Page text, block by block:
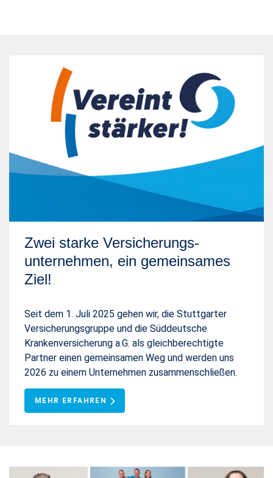
Zwei starke Versicherungs-
unternehmen, ein gemeinsames
Ziel!
Seit dem 1. Juli 2025 gehen wir, die Stuttgarter
Versicherungsgruppe und die Süddeutsche
Krankenversicherung a.G. als gleichberechtigte
Partner einen gemeinsamen Weg und werden uns
2026 zu einem Unternehmen zusammenschließen.
MEHR ERFAHREN